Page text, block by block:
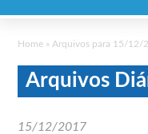
Home » Arquivos para 15/12/
Arquivos
15/12/2017